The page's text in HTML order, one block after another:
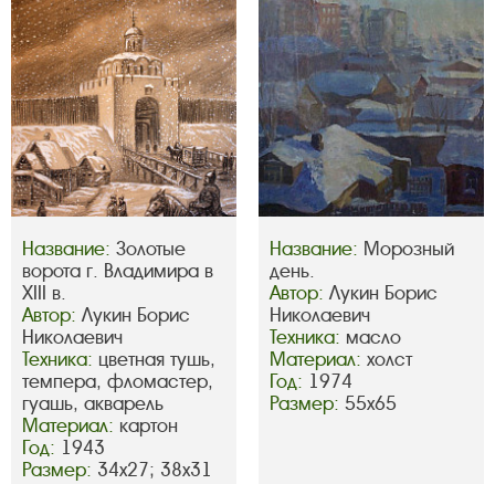
Название: Золотые
ворота г. Владимира в
XIII в.
Автор: Лукин Борис
Николаевич
Техника: цветная тушь,
темпера, фломастер,
гуашь, акварель
Материал: картон
Год: 1943
Размер: 34х27; 38х31
Название: Морозный
день.
Автор: Лукин Борис
Николаевич
Техника: масло
Материал: холст
Год: 1974
Размер: 55х65